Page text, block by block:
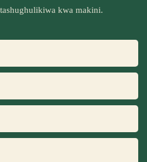
kwa makini.